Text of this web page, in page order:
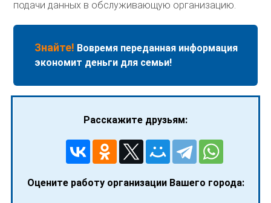
подачи данных в обслуживающую организацию.
Знайте! Вовремя переданная информация
экономит деньги для семьи!
Расскажите друзьям:
Оцените работу организации Вашего города: